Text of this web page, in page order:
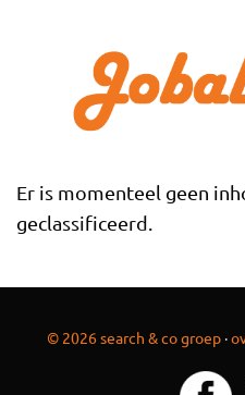
Er is momenteel geen
geclassificeerd.
© 2026 search & co groep ·